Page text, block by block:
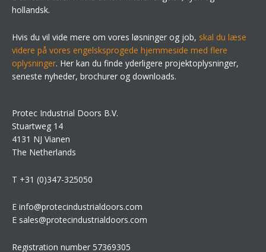
hollandsk.
Hvis du vil vide mere om vores løsninger og job, skal du læse
videre på vores engelsksprogede hjemmeside med flere
oplysninger. Her kan du finde yderligere projektoplysninger,
seneste nyheder, brochurer og downloads.
Protec Industrial Doors B.V.
Stuartweg 14
4131 NJ Vianen
The Netherlands
T +31 (0)347-325050
E info@protecindustrialdoors.com
E sales@protecindustrialdoors.com
Registration number 57369305